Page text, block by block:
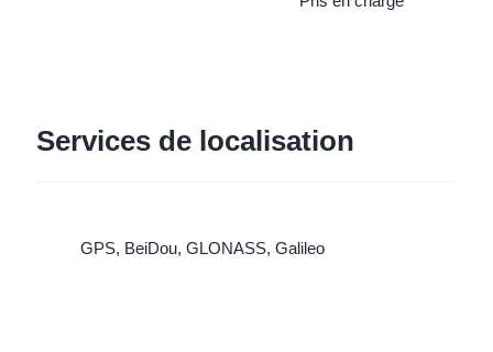
Services de localisation
GPS, BeiDou, GLONASS, Galileo